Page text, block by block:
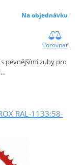
Na objednávku
Porovnať
pevnějšími zuby pro
RAL-1133:58-